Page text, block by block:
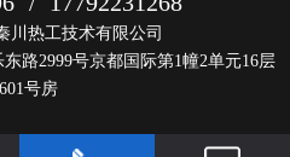
川热工技术有限公司
路2999号京都国际第1幢2单元16层
号房